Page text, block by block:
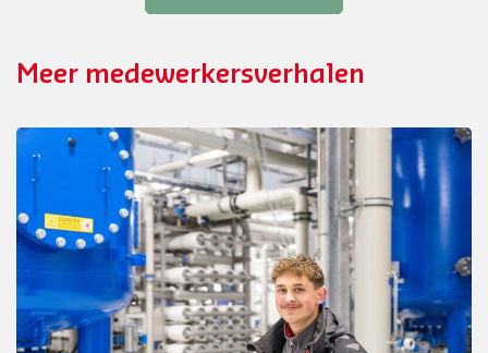
Meer medewerkersverhalen